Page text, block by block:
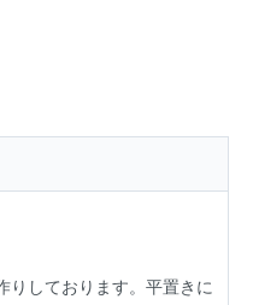
りしております。平置きに